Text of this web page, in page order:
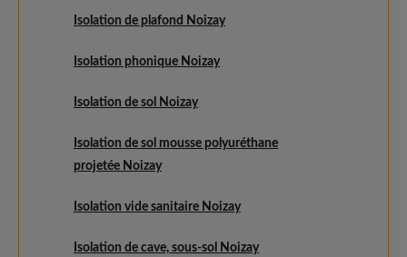
Isolation de plafond Noizay
Isolation phonique Noizay
Isolation de sol Noizay
Isolation de sol mousse polyuréthane
projetée Noizay
Isolation vide sanitaire Noizay
Isolation de cave, sous-sol Noizay